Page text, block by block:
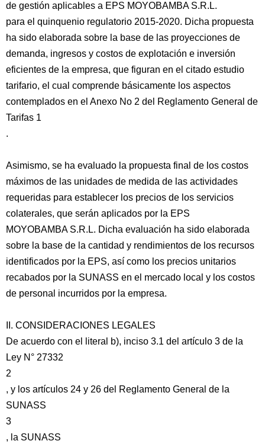
de gestión aplicables a EPS MOYOBAMBA S.R.L.
para el quinquenio regulatorio 2015-2020. Dicha propuesta
ha sido elaborada sobre la base de las proyecciones de
demanda, ingresos y costos de explotación e inversión
eficientes de la empresa, que figuran en el citado estudio
tarifario, el cual comprende básicamente los aspectos
contemplados en el Anexo No 2 del Reglamento General de
Tarifas 1
.
Asimismo, se ha evaluado la propuesta final de los costos
máximos de las unidades de medida de las actividades
requeridas para establecer los precios de los servicios
colaterales, que serán aplicados por la EPS
MOYOBAMBA S.R.L. Dicha evaluación ha sido elaborada
sobre la base de la cantidad y rendimientos de los recursos
identificados por la EPS, así como los precios unitarios
recabados por la SUNASS en el mercado local y los costos
de personal incurridos por la empresa.
II. CONSIDERACIONES LEGALES
De acuerdo con el literal b), inciso 3.1 del artículo 3 de la
Ley N° 27332
2
, y los artículos 24 y 26 del Reglamento General de la
SUNASS
3
, la SUNASS